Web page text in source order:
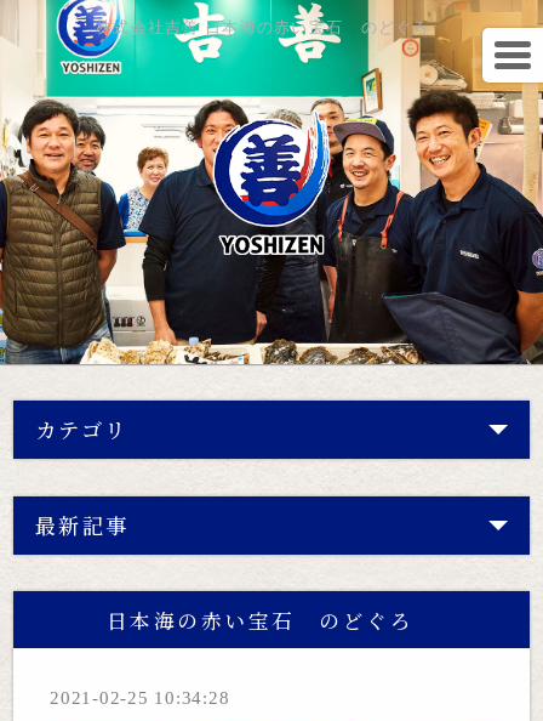
株式会社吉善 日本海の赤い宝石 のどぐろ
カテゴリ
最新記事
日本海の赤い宝石 のどぐろ
2021-02-25 10:34:28